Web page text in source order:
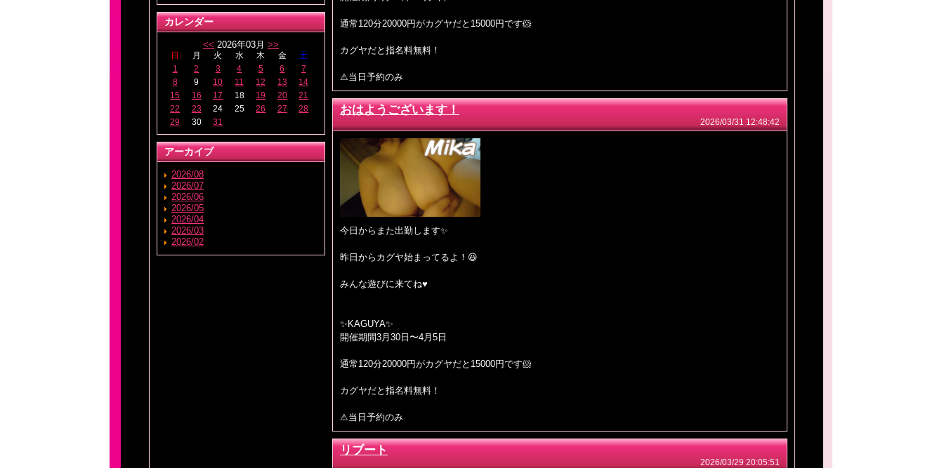
カレンダー
<< 2026年03月 >>
日 月 火 水 木 金
土
1
2 3 4 5 6
7
8
9 10 11 12 13
14
15
16 17 18 19 20
21
22
23 24 25 26 27
28
29
30 31
アーカイブ
2026/08
2026/07
2026/06
2026/05
2026/04
2026/03
2026/02
通常120分20000円がカグヤだと15000円です🐹
カグヤだと指名料無料！
⚠当日予約のみ
おはようございます！
2026/03/31 12:48:42
今日からまた出勤します✨
昨日からカグヤ始まってるよ！😆
みんな遊びに来てね♥
✨KAGUYA✨
開催期間3月30日〜4月5日
通常120分20000円がカグヤだと15000円です🐹
カグヤだと指名料無料！
⚠当日予約のみ
リブート
2026/03/29 20:05:51